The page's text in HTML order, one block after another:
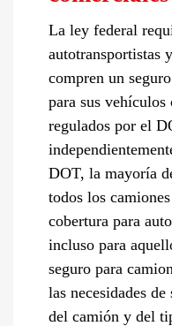
La ley federal
autotransportistas
compren un
para sus vehículos
regulados por el
DOT, la mayoría
todos los
cobertura para
incluso para
seguro para
las necesidades
del camión y del